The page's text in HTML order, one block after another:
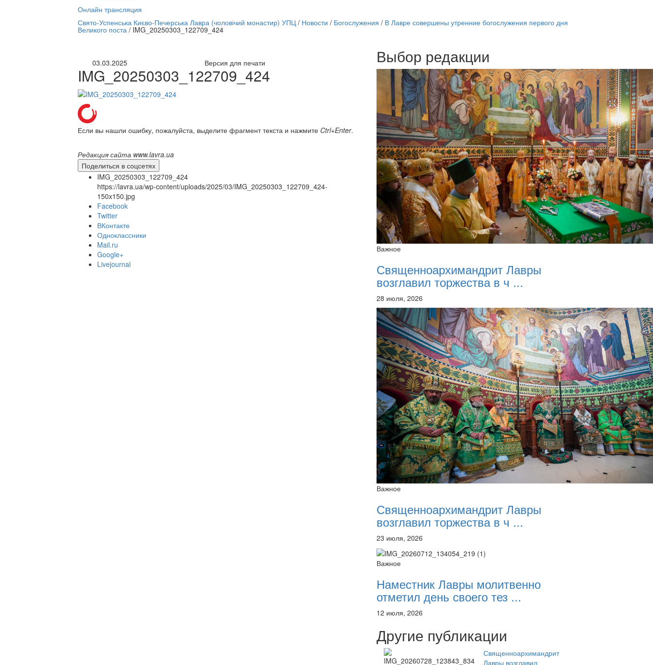
Онлайн трансляция
12 сентября
Онлайн трансляции
12 сентября 2015Название трансляции
12 сентября 2015Название трансляции
12 сентября 2015Название трансляции
12 сентября 2015Название трансляции
12 сентября 2015Название трансляции
12 сентября 2015 Название трансляции
12 сентября 2015Название трансляции
12 сентября 2015Название трансляции
Перейти к архиву
Свято-Успенська Києво-Печерська Лавра (чоловічий монастир) УПЦ/ Новости / Богослужения / В Лавре совершены утренние богослужения первого дня
Великого поста/ IMG_20250303_122709_424
03.03.2025 Версия для печати
IMG_20250303_122709_424
Если вы нашли ошибку, пожалуйста, выделите фрагмент текста и нажмите Ctrl+Enter.
Редакция сайта www.lavra.ua
Поделиться в соцсетях
IMG_20250303_122709_424
https://lavra.ua/wp-content/uploads/2025/03/IMG_20250303_122709_424-
150x150.jpg
Facebook
Twitter
ВКонтакте
Одноклассники
Mail.ru
Google+
Livejournal
Выбор редакции
Важное
Священноархимандрит Лавры
возглавил торжества в ч ...
28 июля, 2026
Важное
Священноархимандрит Лавры
возглавил торжества в ч ...
23 июля, 2026
Важное
Наместник Лавры молитвенно
отметил день своего тез ...
12 июля, 2026
Другие публикации
Священноархимандрит
Лавры возглавил